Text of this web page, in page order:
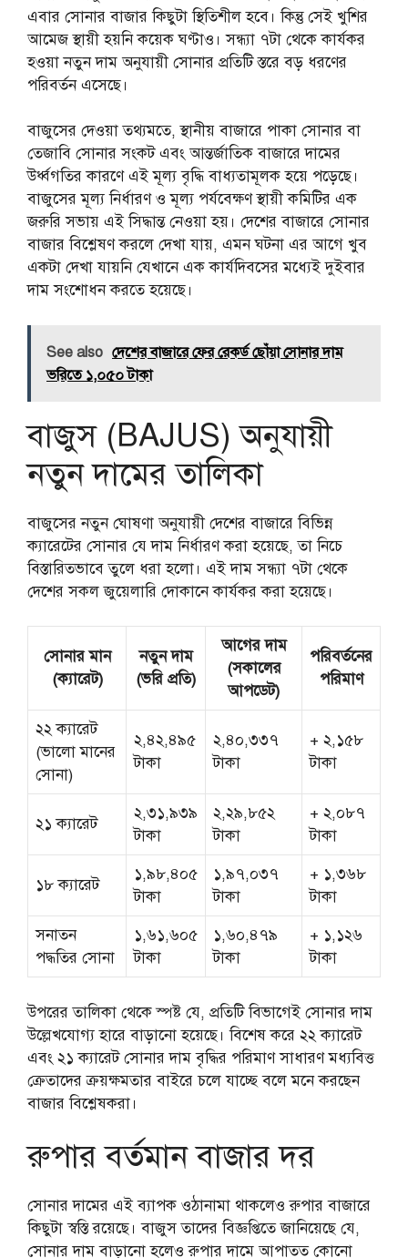
এবার সোনার বাজার কিছুটা স্থিতিশীল হবে। কিন্তু সেই খুশির
আমেজ স্থায়ী হয়নি কয়েক ঘণ্টাও। সন্ধ্যা ৭টা থেকে কার্যকর
হওয়া নতুন দাম অনুযায়ী সোনার প্রতিটি স্তরে বড় ধরণের
পরিবর্তন এসেছে।
বাজুসের দেওয়া তথ্যমতে, স্থানীয় বাজারে পাকা সোনার বা
তেজাবি সোনার সংকট এবং আন্তর্জাতিক বাজারে দামের
উর্ধ্বগতির কারণে এই মূল্য বৃদ্ধি বাধ্যতামূলক হয়ে পড়েছে।
বাজুসের মূল্য নির্ধারণ ও মূল্য পর্যবেক্ষণ স্থায়ী কমিটির এক
জরুরি সভায় এই সিদ্ধান্ত নেওয়া হয়। দেশের বাজারে সোনার
বাজার বিশ্লেষণ করলে দেখা যায়, এমন ঘটনা এর আগে খুব
একটা দেখা যায়নি যেখানে এক কার্যদিবসের মধ্যেই দুইবার
দাম সংশোধন করতে হয়েছে।
See also দেশের বাজারে ফের রেকর্ড ছোঁয়া সোনার দাম
ভরিতে ১,০৫০ টাকা
বাজুস (BAJUS) অনুযায়ী
নতুন দামের তালিকা
বাজুসের নতুন ঘোষণা অনুযায়ী দেশের বাজারে বিভিন্ন
ক্যারেটের সোনার যে দাম নির্ধারণ করা হয়েছে, তা নিচে
বিস্তারিতভাবে তুলে ধরা হলো। এই দাম সন্ধ্যা ৭টা থেকে
দেশের সকল জুয়েলারি দোকানে কার্যকর করা হয়েছে।
সোনার মান
(ক্যারেট)
নতুন দাম
(ভরি প্রতি)
আগের দাম
(সকালের
আপডেট)
পরিবর্তনের
পরিমাণ
২২ ক্যারেট
(ভালো মানের
সোনা)
২,৪২,৪৯৫
টাকা
২,৪০,৩৩৭
টাকা
+ ২,১৫৮
টাকা
২১ ক্যারেট
২,৩১,৯৩৯
টাকা
২,২৯,৮৫২
টাকা
+ ২,০৮৭
টাকা
১৮ ক্যারেট
১,৯৮,৪০৫
টাকা
১,৯৭,০৩৭
টাকা
+ ১,৩৬৮
টাকা
সনাতন
পদ্ধতির সোনা
১,৬১,৬০৫
টাকা
১,৬০,৪৭৯
টাকা
+ ১,১২৬
টাকা
উপরের তালিকা থেকে স্পষ্ট যে, প্রতিটি বিভাগেই সোনার দাম
উল্লেখযোগ্য হারে বাড়ানো হয়েছে। বিশেষ করে ২২ ক্যারেট
এবং ২১ ক্যারেট সোনার দাম বৃদ্ধির পরিমাণ সাধারণ মধ্যবিত্ত
ক্রেতাদের ক্রয়ক্ষমতার বাইরে চলে যাচ্ছে বলে মনে করছেন
বাজার বিশ্লেষকরা।
রুপার বর্তমান বাজার দর
সোনার দামের এই ব্যাপক ওঠানামা থাকলেও রুপার বাজারে
কিছুটা স্বস্তি রয়েছে। বাজুস তাদের বিজ্ঞপ্তিতে জানিয়েছে যে,
সোনার দাম বাড়ানো হলেও রুপার দামে আপাতত কোনো